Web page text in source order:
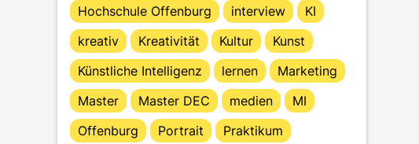
Hochschule Offenburg
interview
KI
kreativ
Kreativität Kultur
Kunst
Künstliche Intelligenz
lernen
Marketing
Master
Master DEC medien
MI
Offenburg
Portrait
Praktikum